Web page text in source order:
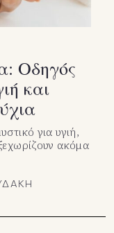
Οδηγός
και
για υγιή,
ακόμα